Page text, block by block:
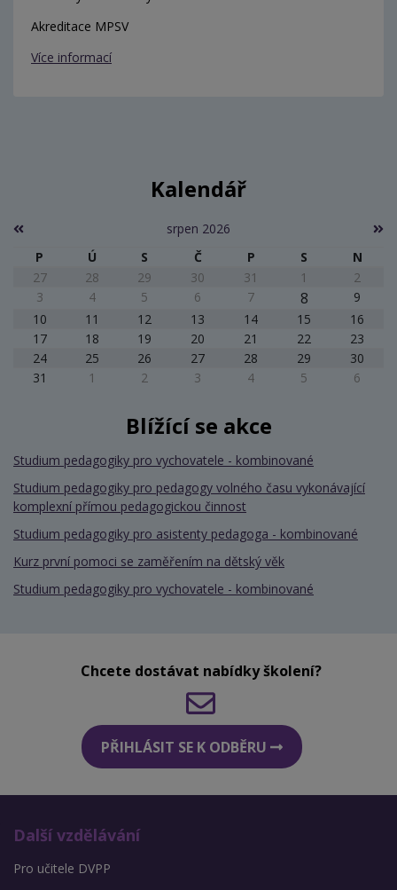
Akreditace MPSV
Více informací
Kalendář
srpen 2026
P
Ú S Č P S
N
27
28 29 30 31 1
2
3
4 5 6 7 8
9
10
11 12 13 14 15
16
17
18 19 20 21 22
23
24
25 26 27 28 29
30
31
1 2 3 4 5 6
Blížící se akce
Studium pedagogiky pro vychovatele - kombinované
Studium pedagogiky pro pedagogy volného času vykonávající
komplexní přímou pedagogickou činnost
Studium pedagogiky pro asistenty pedagoga - kombinované
Kurz první pomoci se zaměřením na dětský věk
Studium pedagogiky pro vychovatele - kombinované
Chcete dostávat nabídky školení?
PŘIHLÁSIT SE K ODBĚRU
Další vzdělávání
Pro učitele DVPP